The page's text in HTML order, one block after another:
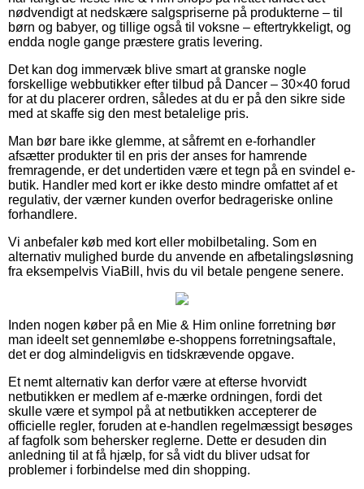
nødvendigt at nedskære salgspriserne på produkterne – til
børn og babyer, og tillige også til voksne – eftertrykkeligt, og
endda nogle gange præstere gratis levering.
Det kan dog immervæk blive smart at granske nogle
forskellige webbutikker efter tilbud på Dancer – 30×40 forud
for at du placerer ordren, således at du er på den sikre side
med at skaffe sig den mest betalelige pris.
Man bør bare ikke glemme, at såfremt en e-forhandler
afsætter produkter til en pris der anses for hamrende
fremragende, er det undertiden være et tegn på en svindel e-
butik. Handler med kort er ikke desto mindre omfattet af et
regulativ, der værner kunden overfor bedrageriske online
forhandlere.
Vi anbefaler køb med kort eller mobilbetaling. Som en
alternativ mulighed burde du anvende en afbetalingsløsning
fra eksempelvis ViaBill, hvis du vil betale pengene senere.
Inden nogen køber på en Mie & Him online forretning bør
man ideelt set gennemløbe e-shoppens forretningsaftale,
det er dog almindeligvis en tidskrævende opgave.
Et nemt alternativ kan derfor være at efterse hvorvidt
netbutikken er medlem af e-mærke ordningen, fordi det
skulle være et sympol på at netbutikken accepterer de
officielle regler, foruden at e-handlen regelmæssigt besøges
af fagfolk som behersker reglerne. Dette er desuden din
anledning til at få hjælp, for så vidt du bliver udsat for
problemer i forbindelse med din shopping.